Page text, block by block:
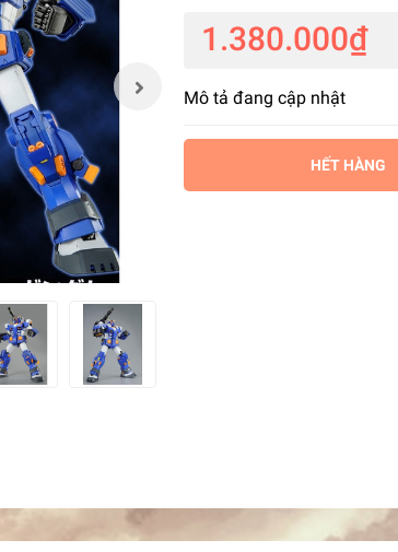
1.380.000₫
Mô tả đang cập nhật
HẾT HÀNG